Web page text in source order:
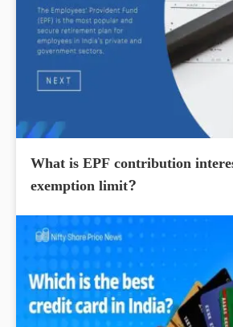
What is EPF contribution
exemption limit?